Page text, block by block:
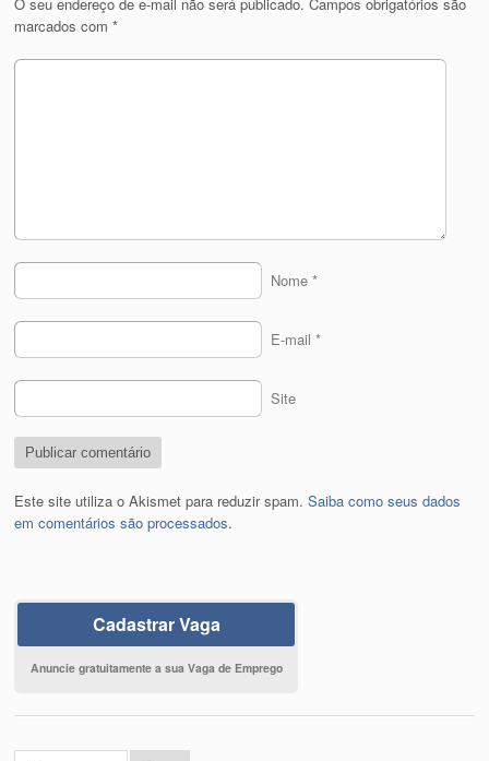
marcados com*
Nome *
E-mail *
Site
Este site utiliza o Akismet para reduzir spam.Saiba como seus dados
em comentários são processados.
Cadastrar Vaga
Anuncie gratuitamente a sua Vaga de Emprego